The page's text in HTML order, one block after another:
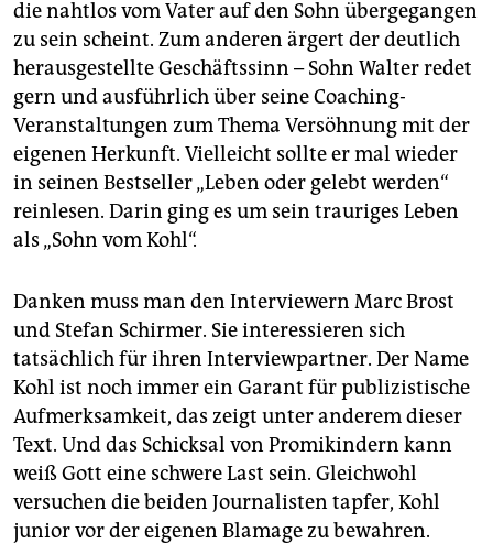
die nahtlos vom Vater auf den Sohn übergegangen
zu sein scheint. Zum anderen ärgert der deutlich
herausgestellte Geschäftssinn – Sohn Walter redet
gern und ausführlich über seine Coaching-
Veranstaltungen zum Thema Versöhnung mit der
eigenen Herkunft. Vielleicht sollte er mal wieder
in seinen Bestseller „Leben oder gelebt werden“
reinlesen. Darin ging es um sein trauriges Leben
als „Sohn vom Kohl“.
Danken muss man den Interviewern Marc Brost
und Stefan Schirmer. Sie interessieren sich
tatsächlich für ihren Interviewpartner. Der Name
Kohl ist noch immer ein Garant für publizistische
Aufmerksamkeit, das zeigt unter anderem dieser
Text. Und das Schicksal von Promikindern kann
weiß Gott eine schwere Last sein. Gleichwohl
versuchen die beiden Journalisten tapfer, Kohl
junior vor der eigenen Blamage zu bewahren.